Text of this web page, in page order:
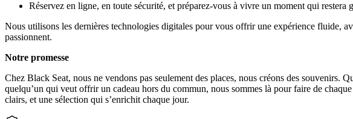
Réservez en ligne, en toute sécurité, et préparez-vous à vivre un moment qui restera
Nous utilisons les dernières technologies digitales pour vous offrir une expérience fluide,
passionnent.
Notre promesse
Chez Black Seat, nous ne vendons pas seulement des places, nous créons des
quelqu’un qui veut offrir un cadeau hors du commun, nous sommes là pour faire de
clairs, et une sélection qui s’enrichit chaque jour.